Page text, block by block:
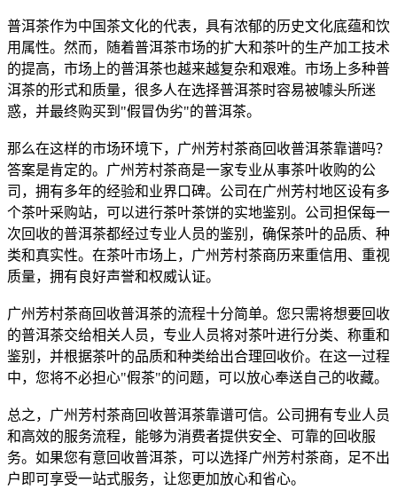
普洱茶作为中国茶文化的代表，具有浓郁的历史文化底蕴和饮
用属性。然而，随着普洱茶市场的扩大和茶叶的生产加工技术
的提高，市场上的普洱茶也越来越复杂和艰难。市场上多种普
洱茶的形式和质量，很多人在选择普洱茶时容易被噱头所迷
惑，并最终购买到 "假冒伪劣"的普洱茶。
那么在这样的市场环境下，广州芳村茶商回收普洱茶靠谱吗？
答案是肯定的。广州芳村茶商是一家专业从事茶叶收购的公
司，拥有多年的经验和业界口碑。公司在广州芳村地区设有多
个茶叶采购站，可以进行茶叶茶饼的实地鉴别。公司担保每一
次回收的普洱茶都经过专业人员的鉴别，确保茶叶的品质、种
类和真实性。在茶叶市场上，广州芳村茶商历来重信用、重视
质量，拥有良好声誉和权威认证。
广州芳村茶商回收普洱茶的流程十分简单。您只需将想要回收
的普洱茶交给相关人员，专业人员将对茶叶进行分类、称重和
鉴别，并根据茶叶的品质和种类给出合理回收价。在这一过程
中，您将不必担心"假茶"的问题，可以放心奉送自己的收藏。
总之，广州芳村茶商回收普洱茶靠谱可信。公司拥有专业人员
和高效的服务流程，能够为消费者提供安全、可靠的回收服
务。如果您有意回收普洱茶，可以选择广州芳村茶商，足不出
户即可享受一站式服务，让您更加放心和省心。